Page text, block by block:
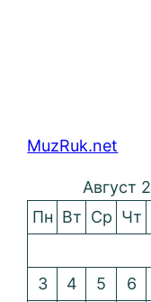
MuzRuk.net
Август
Пн Вт Ср Чт
3
4 5 6